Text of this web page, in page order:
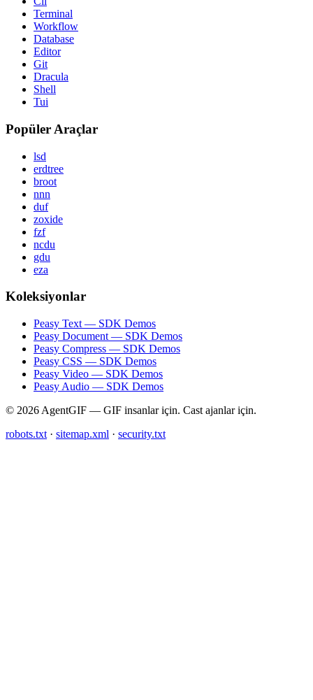
Terminal
Workflow
Database
Editor
Git
Dracula
Shell
Tui
Popüler Araçlar
lsd
erdtree
broot
nnn
duf
zoxide
fzf
ncdu
gdu
eza
Koleksiyonlar
Peasy Text — SDK Demos
Peasy Document — SDK Demos
Peasy Compress — SDK Demos
Peasy CSS — SDK Demos
Peasy Video — SDK Demos
Peasy Audio — SDK Demos
© 2026 AgentGIF — GIF insanlar için. Cast ajanlar için.
robots.txt · sitemap.xml · security.txt